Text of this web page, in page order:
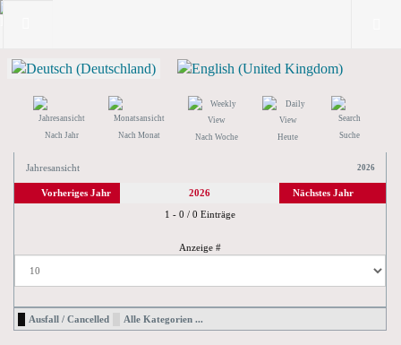
Nach Jahr Nach Monat Nach Woche Heute Suche
Jahresansicht 2026
Vorheriges Jahr 2026
Nächstes Jahr
Limite der Paginierungsliste
1 - 0 / 0 Einträge
Anzeige #
Ausfall / Cancelled Alle Kategorien ...